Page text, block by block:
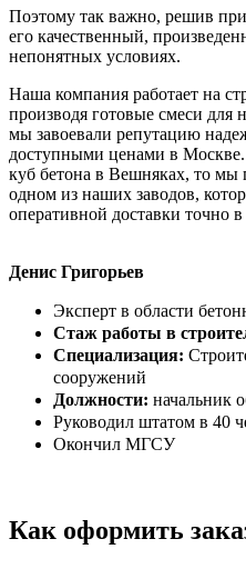
Поэтому так важно, решив
его качественный,
непонятных условиях.
Наша компания работает на
производя готовые смеси для
мы завоевали репутацию
доступными ценами в
куб бетона в Вешняках, то мы
одном из наших заводов,
оперативной доставки точно
Денис Григорьев
Эксперт в области
Стаж работы в
Специализация:
сооружений
Должности: начальник
Руководил штатом в 40
Окончил МГСУ
Как оформить